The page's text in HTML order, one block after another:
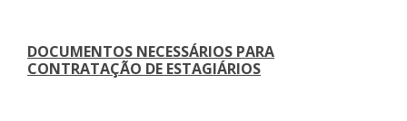
DOCUMENTOS NECESSÁRIOS PARA
CONTRATAÇÃO DE ESTAGIÁRIOS